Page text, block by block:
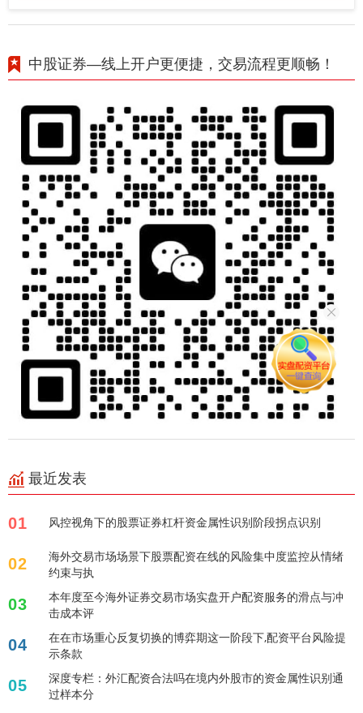
中股证券—线上开户更便捷，交易流程更顺畅！
最近发表
01 风控视角下的股票证券杠杆资金属性识别阶段拐点识别
02
海外交易市场场景下股票配资在线的风险集中度监控从情绪
约束与执
03
本年度至今海外证券交易市场实盘开户配资服务的滑点与冲
击成本评
04
在在市场重心反复切换的博弈期这一阶段下,配资平台风险提
示条款
05
深度专栏：外汇配资合法吗在境内外股市的资金属性识别通
过样本分